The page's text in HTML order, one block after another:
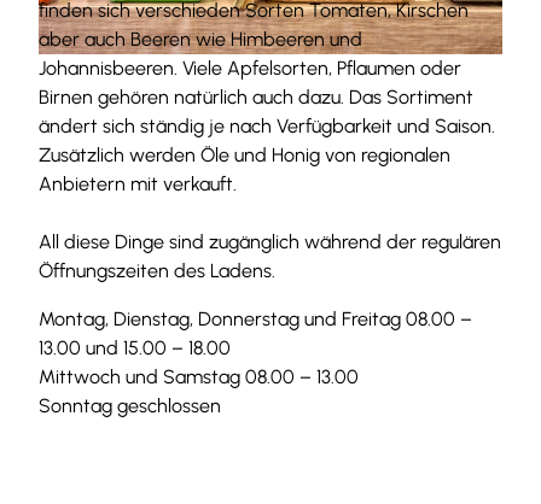
© Anna Meurer |CC-BY-SA
© Anna Meurer | CC-BY-SA
finden sich verschieden Sorten Tomaten, Kirschen
aber auch Beeren wie Himbeeren und
Johannisbeeren. Viele Apfelsorten, Pflaumen oder
Birnen gehören natürlich auch dazu. Das Sortiment
ändert sich ständig je nach Verfügbarkeit und Saison.
Zusätzlich werden Öle und Honig von regionalen
Anbietern mit verkauft.
All diese Dinge sind zugänglich während der regulären
Öffnungszeiten des Ladens.
Montag, Dienstag, Donnerstag und Freitag 08.00 –
13.00 und 15.00 – 18.00
Mittwoch und Samstag 08.00 – 13.00
Sonntag geschlossen